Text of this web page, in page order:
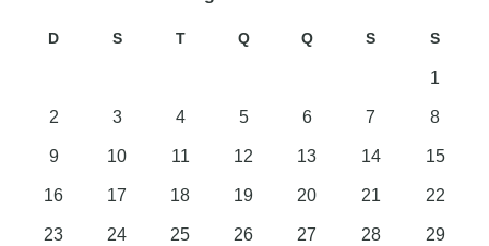
D S T Q Q S S
1
2 3 4 5 6 7 8
9 10 11 12 13 14 15
16 17 18 19 20 21 22
23 24 25 26 27 28 29